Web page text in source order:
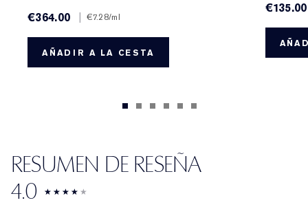
€364.00
€7.28/ml
AÑADIR A LA CESTA
€135.00
RESUMEN DE RESEÑA
4.0